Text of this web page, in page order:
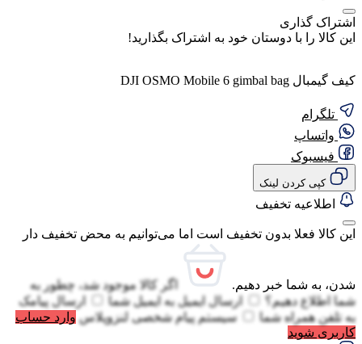
اشتراک گذاری
این کالا را با دوستان خود به اشتراک بگذارید!
کیف گیمبال DJI OSMO Mobile 6 gimbal bag
تلگرام
واتساپ
فیسبوک
کپی کردن لینک
اطلاعیه تخفیف
این کالا فعلا بدون تخفیف است اما می‌توانیم به محض تخفیف دار
شدن، به شما خبر دهیم.
اگر کالا موجود شد، چطور به
شما اطلاع دهیم؟
ارسال ایمیل به ایمیل شما
ارسال پیامک
به تلفن همراه شما سیستم پیام شخصی لنزوپلاس وارد حساب
کاربری شوید